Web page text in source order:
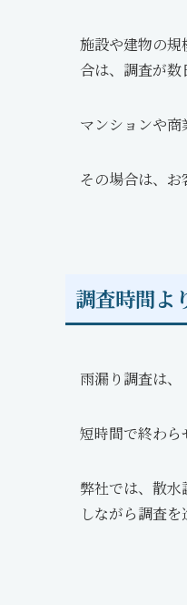
施設や建物の
合は、調査が数
マンションや商
その場合は、お
調査時間よ
雨漏り調査は、
短時間で終わら
弊社では、散
しながら調査を